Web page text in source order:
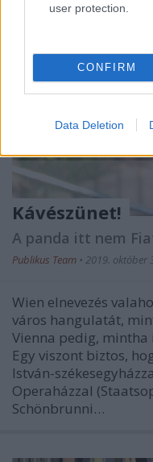
user protection.
CONFIRM
Data Deletion
Kávészünet!
A panda itt nem
Publikus Team • 2019. október
Wien elnevezés
város hangulatát,
Vienna pedig,
Egy viszont biztos,
István-
Operaházzal
Schönbrunni…